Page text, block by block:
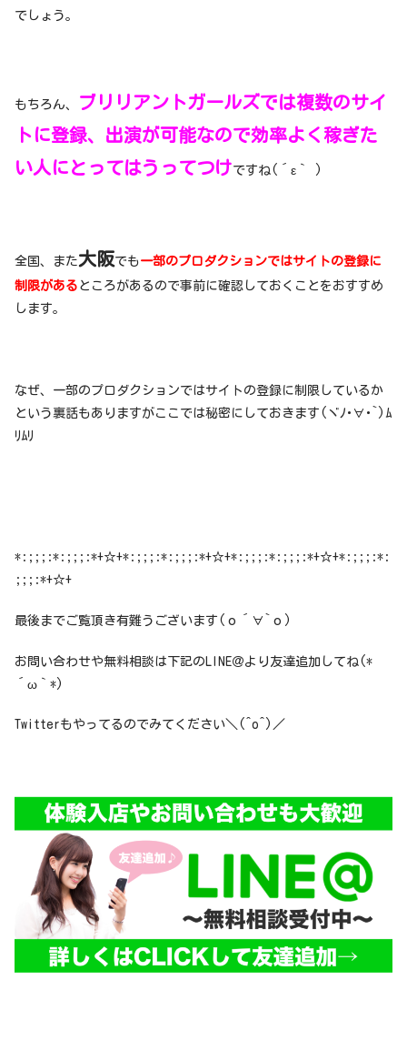
でしょう。
もちろん、
ブリリアントガールズでは複数のサイ
トに登録、出演が可能なので効率よく稼ぎた
い人にとってはうってつけですね(´ε｀ )
全国、また大阪でも一部のプロダクションではサイトの登録に
制限がある ところがあるので事前に確認しておくことをおすすめ
します。
なぜ、一部のプロダクションではサイトの登録に制限しているか
という裏話もありますがここでは秘密にしておきます(ヾﾉ･∀･`)ﾑ
ﾘﾑﾘ
*:;;;:*:;;;:*+☆+*:;;;:*:;;;:*+☆+*:;;;:*:;;;:*+☆+*:;;;:*:
;;;:*+☆+
最後までご覧頂き有難うございます(о´∀`о)
お問い合わせや無料相談は下記のLINE＠より友達追加してね(*
´ω｀*)
Twitterもやってるのでみてください＼(^o^)／